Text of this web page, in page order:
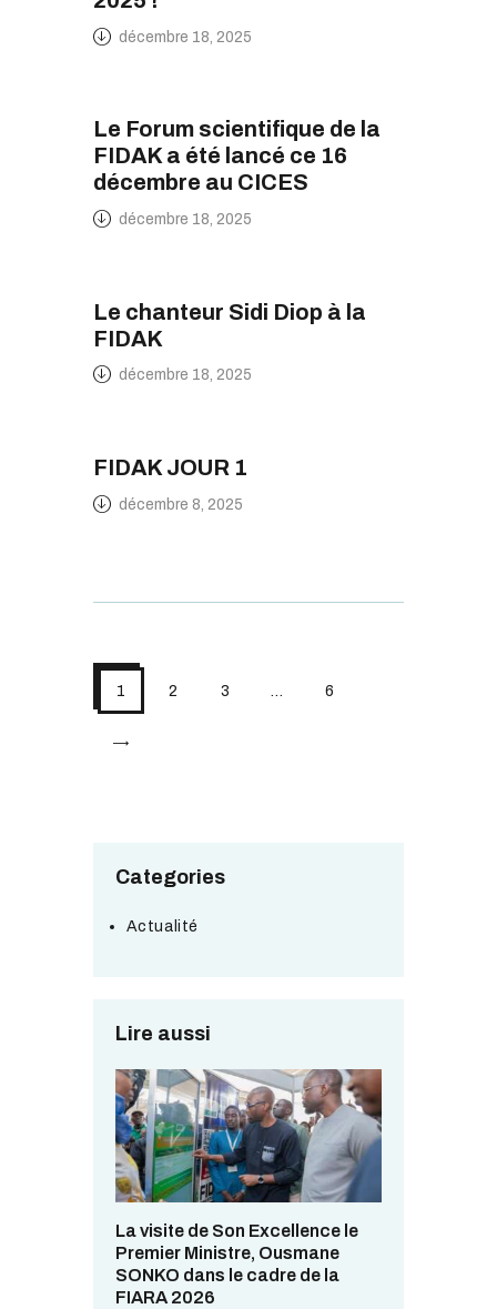
décembre 18, 2025
Le Forum scientifique de la
FIDAK a été lancé ce 16
décembre au CICES
décembre 18, 2025
Le chanteur Sidi Diop à la
FIDAK
décembre 18, 2025
FIDAK JOUR 1
décembre 8, 2025
1 2 3 … 6
Categories
Actualité
Lire aussi
La visite de Son Excellence le
Premier Ministre, Ousmane
SONKO dans le cadre de la
FIARA 2026